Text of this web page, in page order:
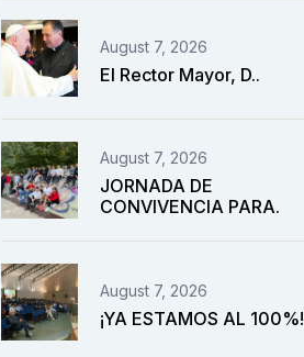
August 7, 2026
El Rector Mayor, D..
August 7, 2026
JORNADA DE
CONVIVENCIA PARA.
August 7, 2026
¡YA ESTAMOS AL 100%!